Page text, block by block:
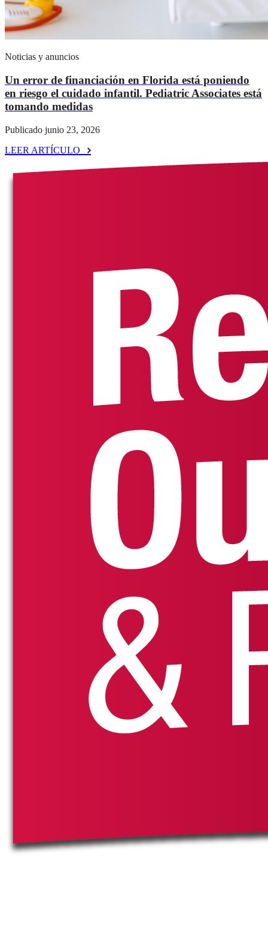
Noticias y anuncios
Un error de financiación en Florida está poniendo
en riesgo el cuidado infantil. Pediatric Associates está
tomando medidas
Publicado junio 23, 2026
LEER ARTÍCULO